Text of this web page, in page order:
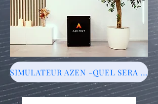
SIMULATEUR AZEN -QUEL SERA MON GAIN !